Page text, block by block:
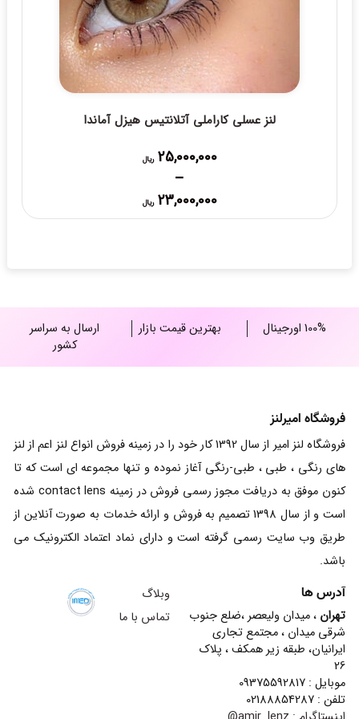
لنز عسلی کاراملی آتلانتیس هیزل آماندا
25,000,000 ریال
–
23,000,000 ریال
Price
range:
100% اورجینال بهترین قیمت بازار
ارسال به سراسر
کشور
فروشگاه امیرلنز
فروشگاه لنز امیر از سال 1392 کار خود را در زمینه فروش انواع لنز اعم از لنز
های رنگی ، طبی ، طبی-رنگی آغاز نموده و تنها مجموعه ای است که تا
کنون موفق به دریافت مجوز رسمی فروش در زمینه contact lens شده
است و از سال 1398 تصمیم به فروش و ارائه خدمات به صورت آنلاین از
طریق وب سایت رسمی گرفته است و دارای نماد اعتماد الکترونیک می
باشد.
آدرس ها
تهران ، میدان ولیعصر ،ضلع جنوب
شرقی میدان ، مجتمع تجاری
ایرانیان، طبقه زیر همکف ، پلاک
26
موبایل : 09375592817
تلفن : 02188854287
وبلاگ
تماس با ما